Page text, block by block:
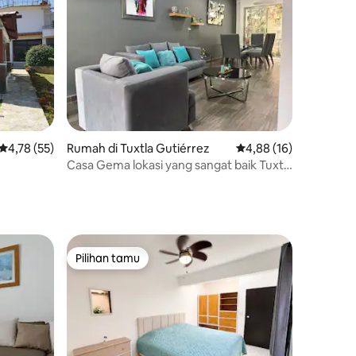
rata-rata 4,78 dari 5, 55 ulasan
4,78 (55)
Rumah di Tuxtla Gutiérrez Nilai rata-rata 4,88
4,88 (16)
Casa Gema lokasi yang sangat baik Tuxtla
Pilihan tamu
Pilihan tamu